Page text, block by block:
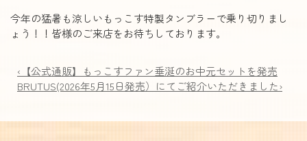
今年の猛暑も涼しいもっこす特製タンブラーで乗り切りまし
ょう！！皆様のご来店をお待ちしております。
‹【公式通販】もっこすファン垂涎のお中元セットを発売
BRUTUS(2026年5月15日発売）にてご紹介いただきました›